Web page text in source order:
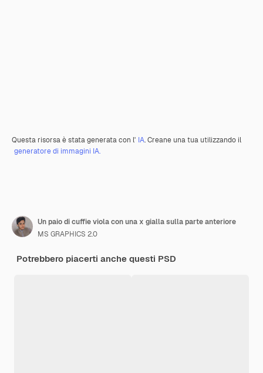
Questa risorsa è stata generata con l' IA. Creane una tua utilizzando il
generatore di immagini IA.
Un paio di cuffie viola con una x gialla sulla parte anteriore
MS GRAPHICS 2.0
Potrebbero piacerti anche questi PSD